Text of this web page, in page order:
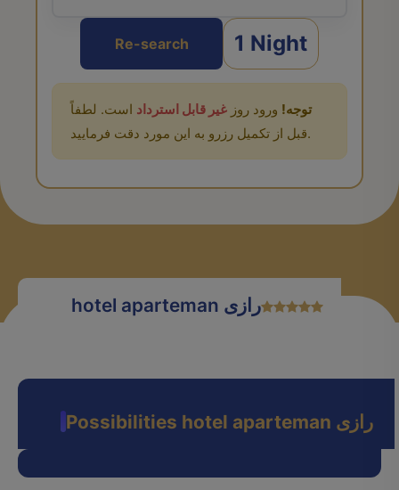
Re-search 1 Night
توجه! ورود روز غیر قابل استرداد است. لطفاً
قبل از تکمیل رزرو به این مورد دقت فرمایید.
hotel aparteman رازی
Possibilities hotel aparteman رازی